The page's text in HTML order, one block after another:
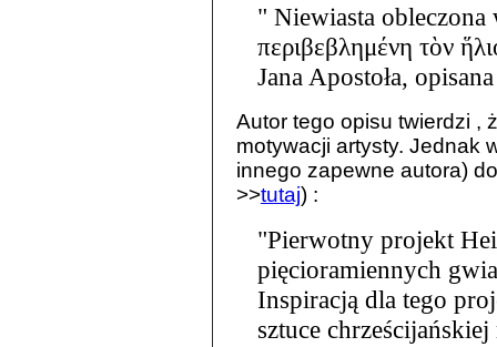
" Niewiasta obleczona
περιβεβλημένη τὸν
Jana Apostoła,
Autor tego opisu twierdzi ,
motywacji artysty. Jednak
innego zapewne autora)
>>tutaj) :
"Pierwotny projekt
pięcioramiennych
Inspiracją dla tego
sztuce